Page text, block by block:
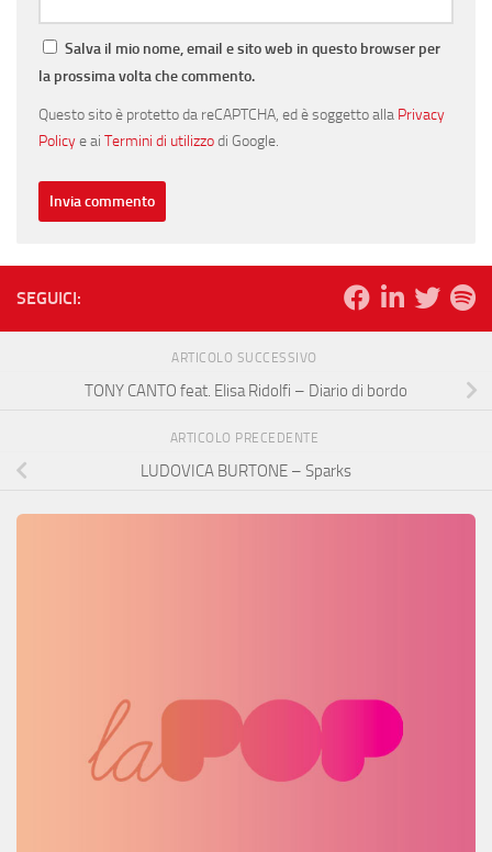
Salva il mio nome, email e sito web in questo browser per
la prossima volta che commento.
Questo sito è protetto da reCAPTCHA, ed è soggetto alla Privacy
Policye ai Termini di utilizzodi Google.
SEGUICI:
ARTICOLO SUCCESSIVO
TONY CANTO feat. Elisa Ridolfi – Diario di bordo
ARTICOLO PRECEDENTE
LUDOVICA BURTONE – Sparks